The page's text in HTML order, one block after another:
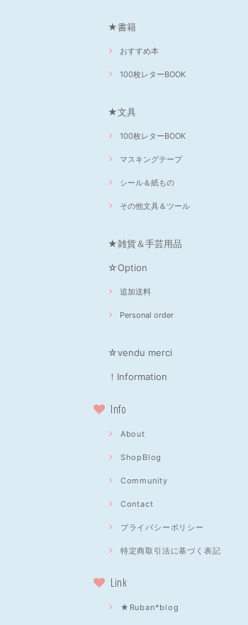
★書籍
おすすめ本
100枚レターBOOK
★文具
100枚レターBOOK
マスキングテープ
シール＆紙もの
その他文具＆ツール
★雑貨＆手芸用品
☆Option
追加送料
Personal order
☆vendu merci
！Information
Info
About
ShopBlog
Community
Contact
プライバシーポリシー
特定商取引法に基づく表記
Link
★Ruban*blog